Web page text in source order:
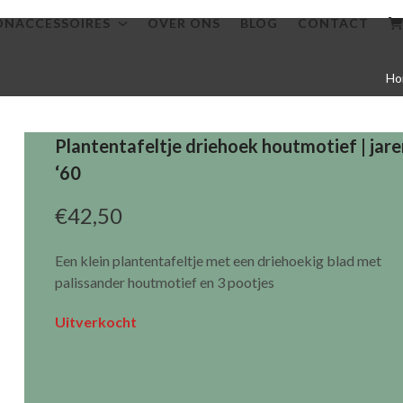
OVER ONS BLOG CONTACT
Plantentafeltje driehoek houtmotief |
‘60
€42,50
Een klein plantentafeltje met een driehoekig blad met
palissander houtmotief en 3 pootjes
Uitverkocht